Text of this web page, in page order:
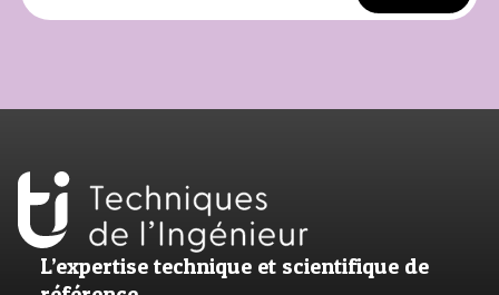
L’expertise technique et scientifique de